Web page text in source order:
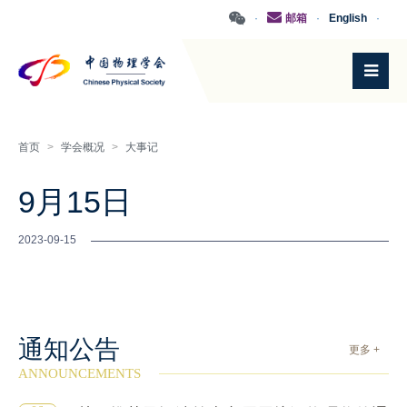
·
English
·
邮箱
·
首页 > 学会概况 > 大事记
9月15日
2023-09-15
通知公告 更多 +
ANNOUNCEMENTS